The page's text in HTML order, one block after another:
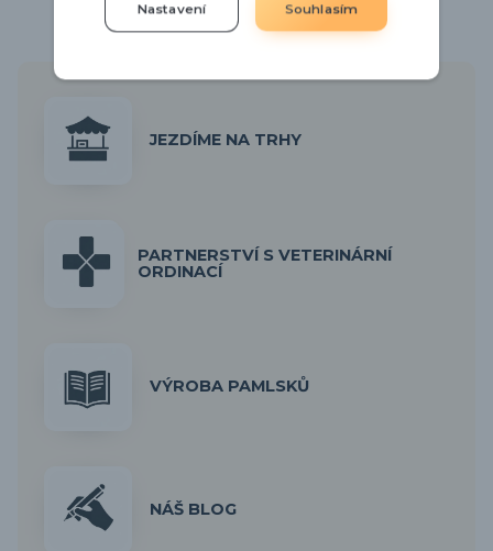
JEZDÍME NA TRHY
PARTNERSTVÍ S VETERINÁRNÍ
ORDINACÍ
VÝROBA PAMLSKŮ
NÁŠ BLOG
Nastavení Souhlasím